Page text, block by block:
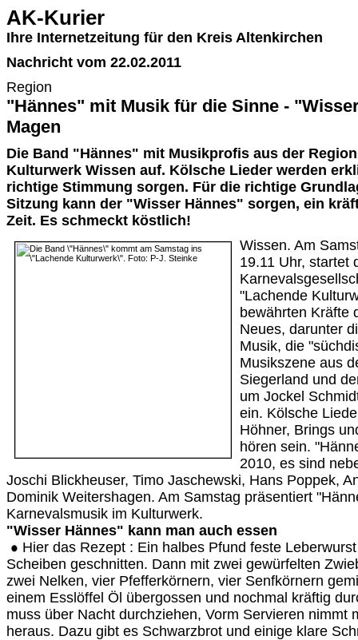
AK-Kurier
Ihre Internetzeitung für den Kreis Altenkirchen
Nachricht vom 22.02.2011
Region
"Hännes" mit Musik für die Sinne -
Magen
Die Band "Hännes" mit Musikprofis aus der
Kulturwerk Wissen auf. Kölsche Lieder werden
richtige Stimmung sorgen. Für die richtige
Sitzung kann der "Wisser Hännes" sorgen, ein
Zeit. Es schmeckt köstlich!
Wissen. Am
19.11 Uhr, startet
"Lachende
bewährten Kräfte
Neues, darunter
Musik, die
Musikszene aus
Siegerland und
um Jockel
ein. Kölsche
Höhner, Brings
hören sein.
2010, es sind
Joschi Blickheuser, Timo Jaschewski, Hans Poppek,
Dominik Weitershagen. Am Samstag präsentiert
Karnevalsmusik im Kulturwerk.
"Wisser Hännes" kann man auch essen
Hier das Rezept : Ein halbes Pfund feste
Scheiben geschnitten. Dann mit zwei gewürfelten
zwei Nelken, vier Pfefferkörnern, vier Senfkörnern
einem Esslöffel Öl übergossen und nochmal kräftig
muss über Nacht durchziehen, Vorm Servieren nimmt
heraus. Dazu gibt es Schwarzbrot und einige klare